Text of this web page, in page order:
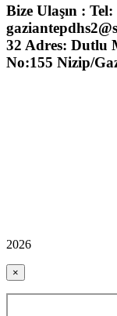
Bize Ulaşın :
32 Adres: Dutlu
No:155 Nizip/
2026
×